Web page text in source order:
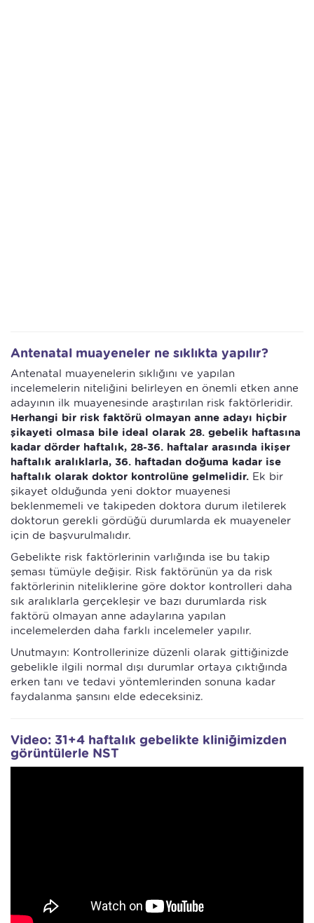
Antenatal muayeneler ne sıklıkta yapılır?
Antenatal muayenelerin sıklığını ve yapılan
incelemelerin niteliğini belirleyen en önemli etken anne
adayının ilk muayenesinde araştırılan risk faktörleridir.
Herhangi bir risk faktörü olmayan anne adayı hiçbir
şikayeti olmasa bile ideal olarak 28. gebelik haftasına
kadar dörder haftalık, 28-36. haftalar arasında ikişer
haftalık aralıklarla, 36. haftadan doğuma kadar ise
haftalık olarak doktor kontrolüne gelmelidir. Ek bir
şikayet olduğunda yeni doktor muayenesi
beklenmemeli ve takipeden doktora durum iletilerek
doktorun gerekli gördüğü durumlarda ek muayeneler
için de başvurulmalıdır.
Gebelikte risk faktörlerinin varlığında ise bu takip
şeması tümüyle değişir. Risk faktörünün ya da risk
faktörlerinin niteliklerine göre doktor kontrolleri daha
sık aralıklarla gerçekleşir ve bazı durumlarda risk
faktörü olmayan anne adaylarına yapılan
incelemelerden daha farklı incelemeler yapılır.
Unutmayın: Kontrollerinize düzenli olarak gittiğinizde
gebelikle ilgili normal dışı durumlar ortaya çıktığında
erken tanı ve tedavi yöntemlerinden sonuna kadar
faydalanma şansını elde edeceksiniz.
Video: 31+4 haftalık gebelikte kliniğimizden
görüntülerle NST